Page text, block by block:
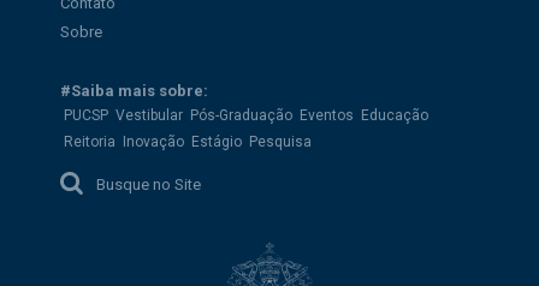
Sobre
#Saiba mais sobre:
PUCSP Vestibular Pós-Graduação Eventos Educação
Reitoria Inovação Estágio Pesquisa
Busque no Site